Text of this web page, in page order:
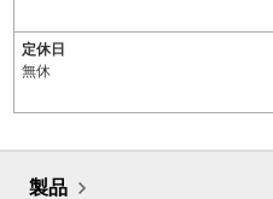
定休日
無休
製品